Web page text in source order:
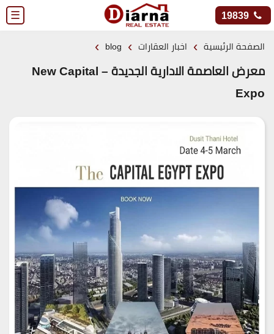
☰ 19839
الصفحة الرئيسية › اخبار العقارات ›
blog
›
معرض العاصمة الادارية الجديدة – New Capital
Expo